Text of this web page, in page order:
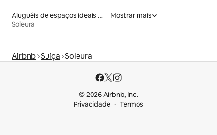
Aluguéis de espaços ideais para famílias
Soleura
Mostrar mais
Airbnb Suíça Soleura
© 2026 Airbnb, Inc.
Privacidade
Termos